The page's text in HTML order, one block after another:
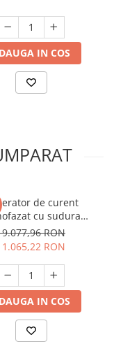
IN COS
de curent
cu sudura
HYKW220DC-M
RON
RON
IN COS